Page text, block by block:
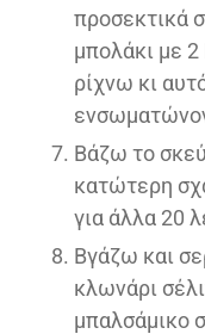
προσεκτικά
μπολάκι με
ρίχνω κι
Βάζω το
κατώτερη
για άλλα 20
Βγάζω και
κλωνάρι
μπαλσάμικο